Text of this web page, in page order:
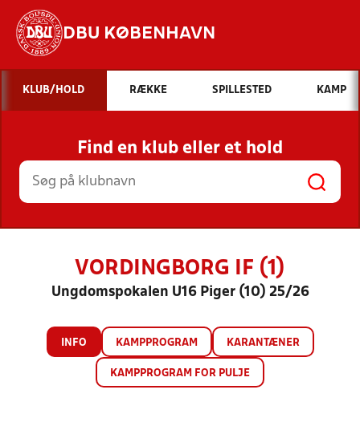
DBU KØBENHAVN
Hvad vil du søge efter?
INDHOLD OG NYHEDER
STILLINGER, RESULTATER, KLUBBER OG
HOLD
KLUB/HOLD RÆKKE SPILLESTED KAMP
Find en klub eller et hold
VORDINGBORG IF (1)
Ungdomspokalen U16 Piger (10) 25/26
INFO KAMPPROGRAM KARANTÆNER
KAMPPROGRAM FOR PULJE